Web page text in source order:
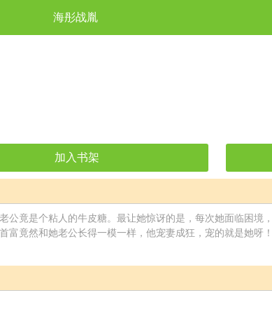
海彤战胤
加入书架
竟是个粘人的牛皮糖。最让她惊讶的是，每次她面临困境
竟然和她老公长得一模一样，他宠妻成狂，宠的就是她呀！